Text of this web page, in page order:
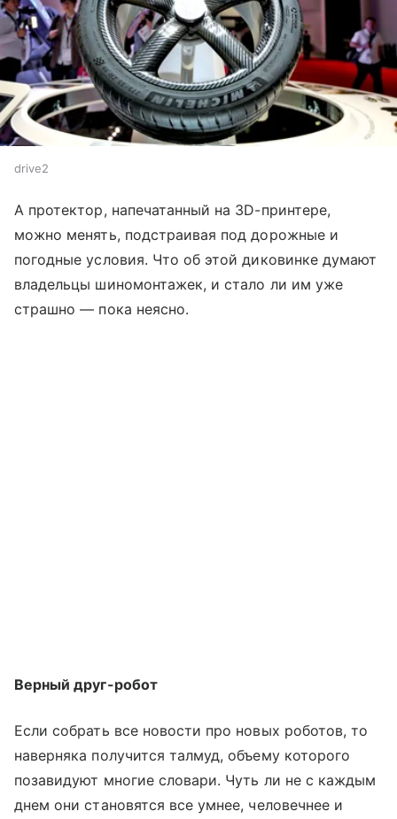
drive2
А протектор, напечатанный на 3­D-принтере,
можно менять, подстраивая под дорожные и
погодные условия. Что об этой диковинке думают
владельцы шиномонтажек, и стало ли им уже
страшно — пока неясно.
Верный друг-робот
Если собрать все новости про новых роботов, то
наверняка получится талмуд, объему которого
позавидуют многие словари. Чуть ли не с каждым
днем они становятся все умнее, человечнее и